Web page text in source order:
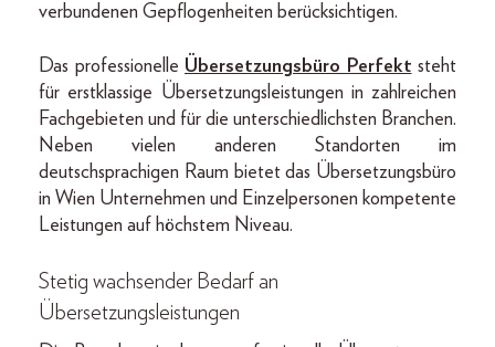
verbundenen Gepflogenheiten berücksichtigen.
Das professionelle Übersetzungsbüro Perfekt steht
für erstklassige Übersetzungsleistungen in zahlreichen
Fachgebieten und für die unterschiedlichsten Branchen.
Neben vielen anderen Standorten im
deutschsprachigen Raum bietet das Übersetzungsbüro
in Wien Unternehmen und Einzelpersonen kompetente
Leistungen auf höchstem Niveau.
Stetig wachsender Bedarf an
Übersetzungsleistungen